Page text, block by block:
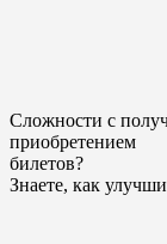
Сложности с
приобретением
билетов?
Знаете, как